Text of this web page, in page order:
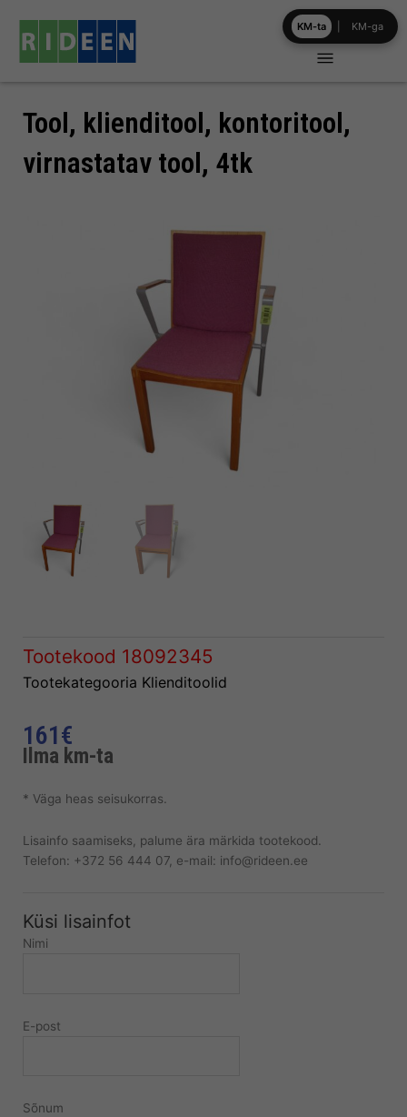
content
Tool, klienditool, kontoritool,
virnastatav tool, 4tk
Tootekood 18092345
Tootekategooria Klienditoolid
161€
Ilma km-ta
* Väga heas seisukorras.
Lisainfo saamiseks, palume ära märkida tootekood.
Telefon: +372 56 444 07, e-mail: info@rideen.ee
Küsi lisainfot
Nimi
E-post
Sõnum
KM-ta KM-ga